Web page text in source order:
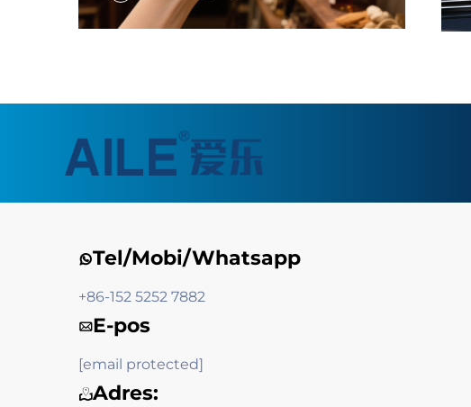
Tel/Mobi/Whatsapp
+86-152 5252 7882
E-pos
[email protected]
Adres: